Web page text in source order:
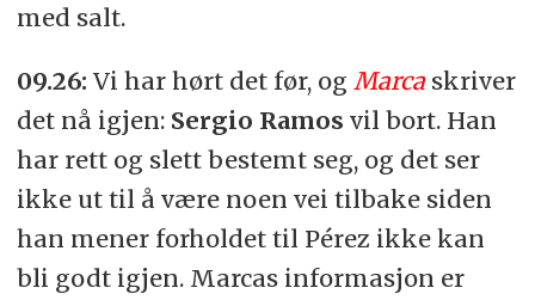
med salt.
09.26: Vi har hørt det før, og Marcaskriver
det nå igjen: Sergio Ramos vil bort. Han
har rett og slett bestemt seg, og det ser
ikke ut til å være noen vei tilbake siden
han mener forholdet til Pérez ikke kan
bli godt igjen. Marcas informasjon er